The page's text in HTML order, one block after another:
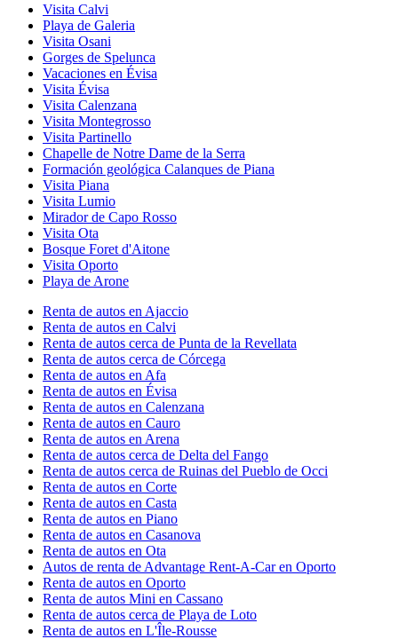
Visita Calvi
Playa de Galeria
Visita Osani
Gorges de Spelunca
Vacaciones en Évisa
Visita Évisa
Visita Calenzana
Visita Montegrosso
Visita Partinello
Chapelle de Notre Dame de la Serra
Formación geológica Calanques de Piana
Visita Piana
Visita Lumio
Mirador de Capo Rosso
Visita Ota
Bosque Foret d'Aitone
Visita Oporto
Playa de Arone
Renta de autos en Ajaccio
Renta de autos en Calvi
Renta de autos cerca de Punta de la Revellata
Renta de autos cerca de Córcega
Renta de autos en Afa
Renta de autos en Évisa
Renta de autos en Calenzana
Renta de autos en Cauro
Renta de autos en Arena
Renta de autos cerca de Delta del Fango
Renta de autos cerca de Ruinas del Pueblo de Occi
Renta de autos en Corte
Renta de autos en Casta
Renta de autos en Piano
Renta de autos en Casanova
Renta de autos en Ota
Autos de renta de Advantage Rent-A-Car en Oporto
Renta de autos en Oporto
Renta de autos Mini en Cassano
Renta de autos cerca de Playa de Loto
Renta de autos en L'Île-Rousse